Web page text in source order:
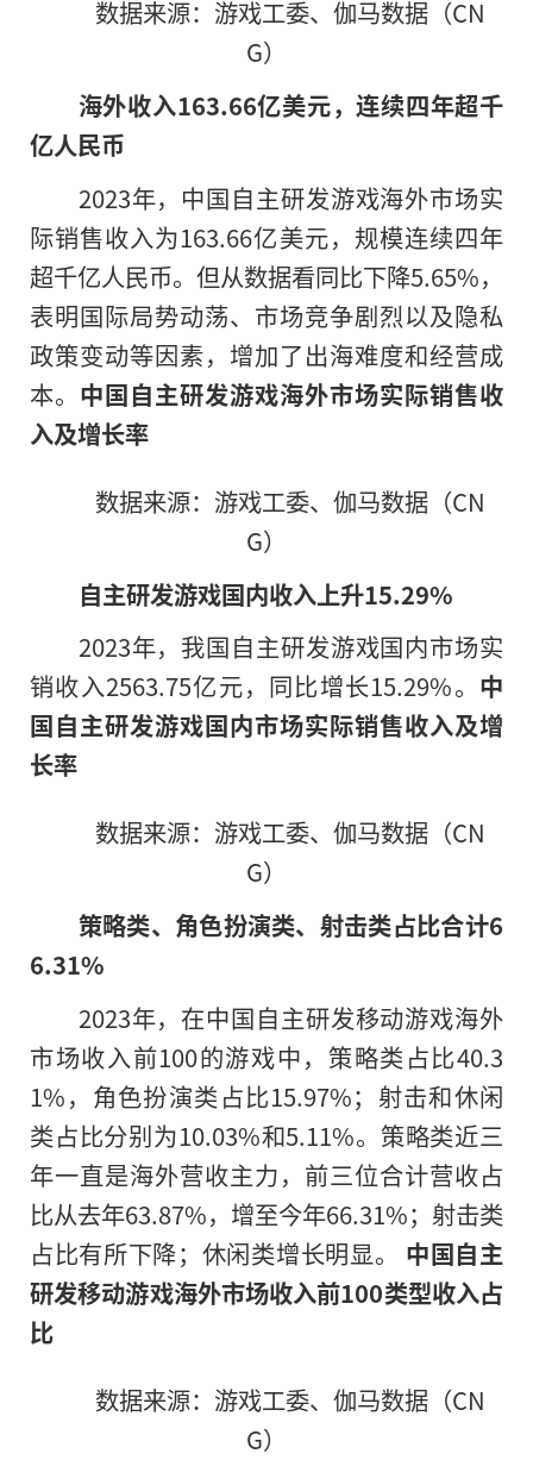
数据来源：游戏工委、伽马数据（CN
G）
海外收入163.66亿美元，连续四年超千
亿人民币
2023年，中国自主研发游戏海外市场实
际销售收入为163.66亿美元，规模连续四年
超千亿人民币。但从数据看同比下降5.65%，
表明国际局势动荡、市场竞争剧烈以及隐私
政策变动等因素，增加了出海难度和经营成
本。 中国自主研发游戏海外市场实际销售收
入及增长率
数据来源：游戏工委、伽马数据（CN
G）
自主研发游戏国内收入上升15.29%
2023年，我国自主研发游戏国内市场实
销收入2563.75亿元，同比增长15.29%。 中
国自主研发游戏国内市场实际销售收入及增
长率
数据来源：游戏工委、伽马数据（CN
G）
策略类、角色扮演类、射击类占比合计6
6.31%
2023年，在中国自主研发移动游戏海外
市场收入前100的游戏中，策略类占比40.3
1%，角色扮演类占比15.97%；射击和休闲
类占比分别为10.03%和5.11%。策略类近三
年一直是海外营收主力，前三位合计营收占
比从去年63.87%，增至今年66.31%；射击类
占比有所下降；休闲类增长明显。 中国自主
研发移动游戏海外市场收入前100类型收入占
比
数据来源：游戏工委、伽马数据（CN
G）